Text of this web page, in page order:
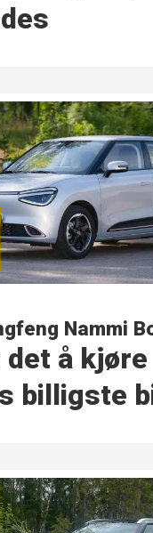
Nammi
det å kjøre
billigste